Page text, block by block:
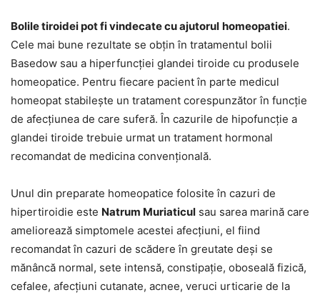
Bolile tiroidei pot fi vindecate cu ajutorul homeopatiei.
Cele mai bune rezultate se obțin în tratamentul bolii
Basedow sau a hiperfuncției glandei tiroide cu produsele
homeopatice. Pentru fiecare pacient în parte medicul
homeopat stabilește un tratament corespunzător în funcție
de afecțiunea de care suferă. În cazurile de hipofuncție a
glandei tiroide trebuie urmat un tratament hormonal
recomandat de medicina convențională.
Unul din preparate homeopatice folosite în cazuri de
hipertiroidie este Natrum Muriaticul sau sarea marină care
ameliorează simptomele acestei afecțiuni, el fiind
recomandat în cazuri de scădere în greutate deși se
mănâncă normal, sete intensă, constipație, oboseală fizică,
cefalee, afecțiuni cutanate, acnee, veruci urticarie de la